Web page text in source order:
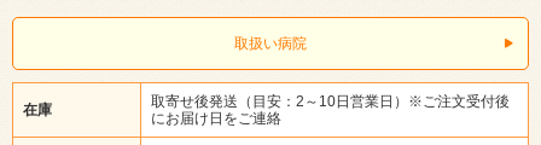
取扱い病院
在庫
取寄せ後発送（目安：2～10日営業日）※ご注文受付後
にお届け日をご連絡